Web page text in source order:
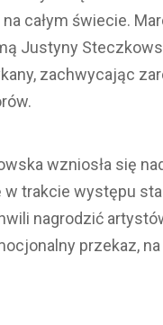
całym świecie.
Justyny
zachwycając
wzniosła się
trakcie występu
nagrodzić
przekaz, na